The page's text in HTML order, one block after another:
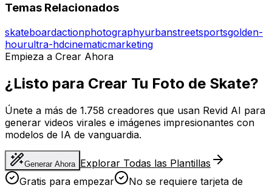
Temas Relacionados
skateboardactionphotographyurbanstreetsportsgolden-
hourultra-hdcinematicmarketing
Empieza a Crear Ahora
¿Listo para Crear Tu Foto de Skate?
Únete a más de 1.758 creadores que usan Revid AI para
generar videos virales e imágenes impresionantes con
modelos de IA de vanguardia.
Generar Ahora Explorar Todas las Plantillas
Gratis para empezar
No se requiere tarjeta de